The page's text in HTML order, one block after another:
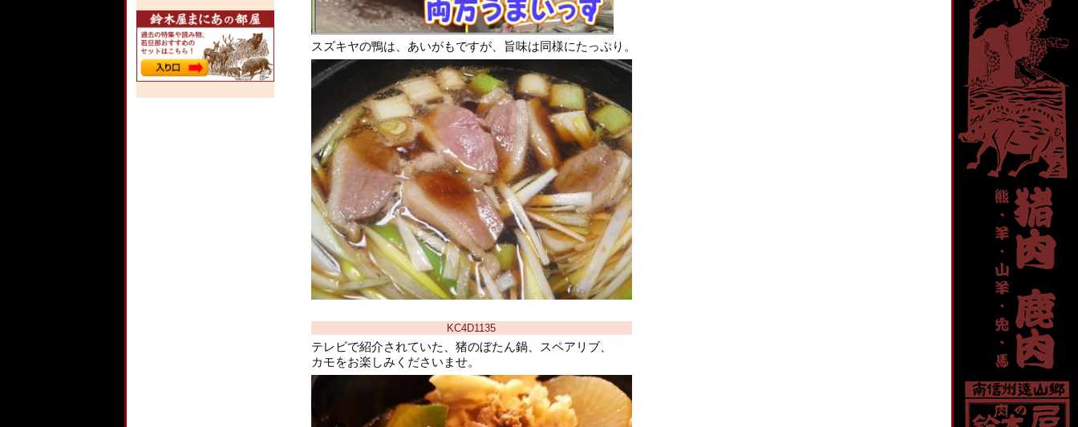
スズキヤの鴨は、あいがもですが、旨味は同様にたっぷり。
KC4D1135
テレビで紹介されていた、猪のぼたん鍋、スペアリブ、
カモをお楽しみくださいませ。
カ
イ
ブ